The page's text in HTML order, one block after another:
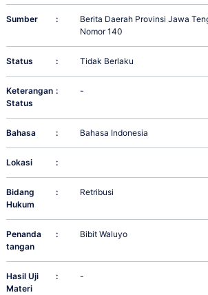
Sumber :
Berita Daerah Provinsi Jawa
Nomor 140
Status : Tidak Berlaku
Keterangan
Status
: -
Bahasa : Bahasa Indonesia
Lokasi :
Bidang
Hukum
: Retribusi
Penanda
tangan
: Bibit Waluyo
Hasil Uji
Materi
: -